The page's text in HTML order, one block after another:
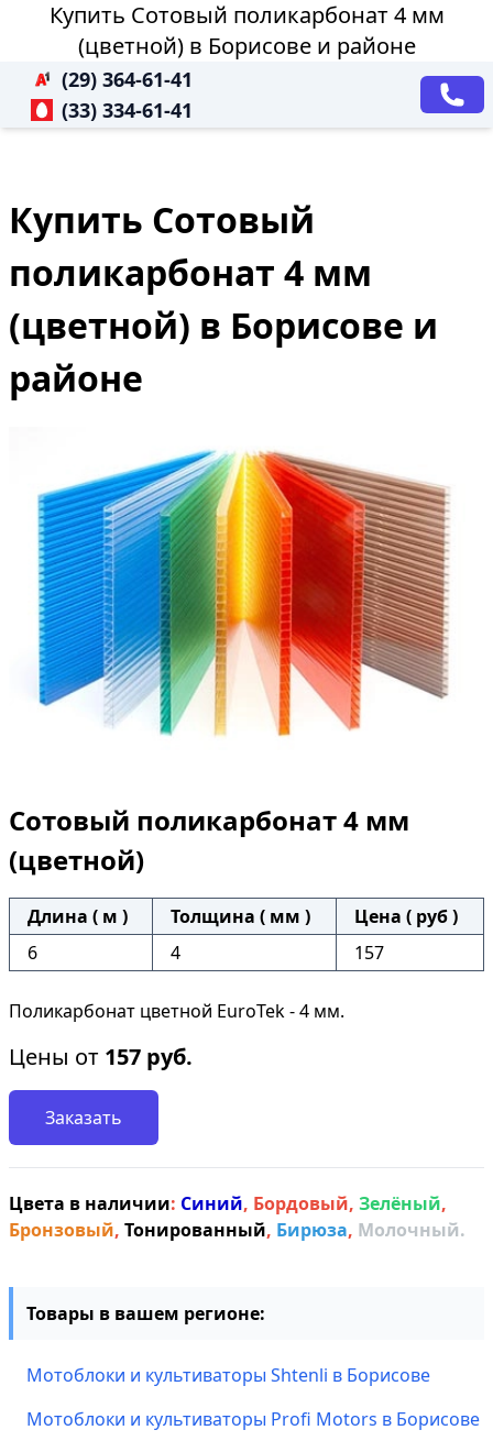
Купить Сотовый поликарбонат 4 мм
(цветной) в Борисове и районе
(29) 364-61-41
(33) 334-61-41
Купить Сотовый
поликарбонат 4 мм
(цветной) в Борисове и
районе
Сотовый поликарбонат 4 мм
(цветной)
Длина ( м ) Толщина ( мм )
Цена ( руб )
6
4 157
Поликарбонат цветной EuroTek - 4 мм.
Цены от 157 руб.
Заказать
Цвета в наличии: Синий, Бордовый, Зелёный,
Бронзовый, Тонированный, Бирюза, Молочный.
Товары в вашем регионе:
Мотоблоки и культиваторы Shtenli в Борисове
Мотоблоки и культиваторы Profi Motors в Борисове